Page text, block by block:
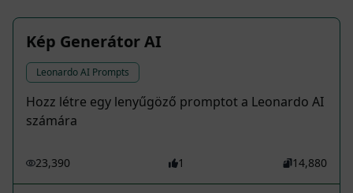
Kép Generátor AI
Leonardo AI Prompts
Hozz létre egy lenyűgöző promptot a Leonardo AI
számára
23,390 1 14,880